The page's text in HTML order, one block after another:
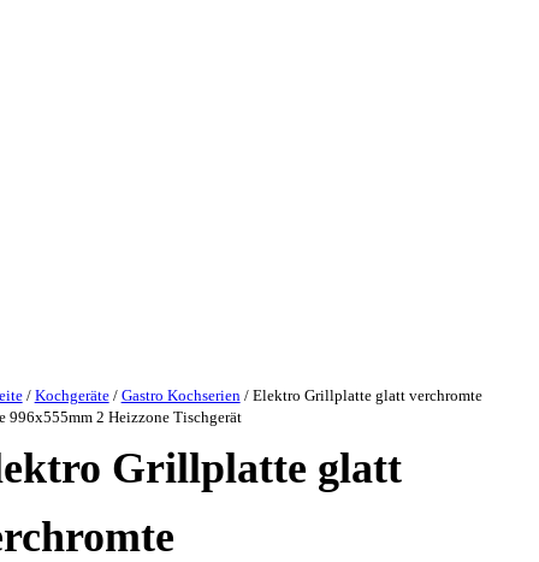
/ Kochgeräte/ Gastro Kochserien/ Elektro Grillplatte glatt verchromte
996x555mm 2 Heizzone Tischgerät
Grillplatte glatt